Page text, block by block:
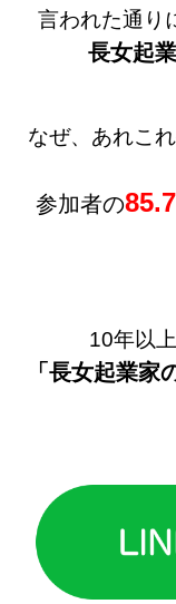
言われた通り
長女起
なぜ、あれこ
参加者の
10年以
「長女起業家